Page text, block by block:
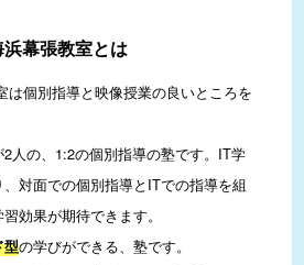
幕張教室とは
は個別指導と映像授業の良いところを
人の、1:2の個別指導の塾です。IT学
対面での個別指導とITでの指導を組
効果が期待できます。
型の学びができる、塾です。